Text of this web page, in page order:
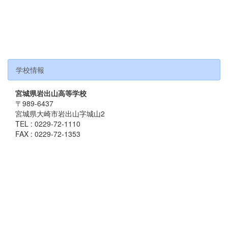
学校情報
宮城県岩出山高等学校
〒989-6437
宮城県大崎市岩出山字城山2
TEL : 0229-72-1110
FAX : 0229-72-1353